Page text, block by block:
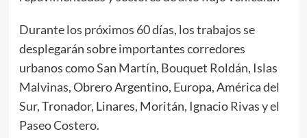
Durante los próximos 60 días, los trabajos se
desplegarán sobre importantes corredores
urbanos como San Martín, Bouquet Roldán, Islas
Malvinas, Obrero Argentino, Europa, América del
Sur, Tronador, Linares, Moritán, Ignacio Rivas y el
Paseo Costero.